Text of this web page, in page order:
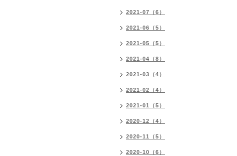
2021-07（6）
2021-06（5）
2021-05（5）
2021-04（8）
2021-03（4）
2021-02（4）
2021-01（5）
2020-12（4）
2020-11（5）
2020-10（6）